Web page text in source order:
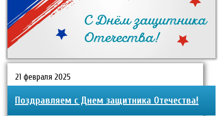
21 февраля 2025
Поздравляем с Днем защитника Отечества!